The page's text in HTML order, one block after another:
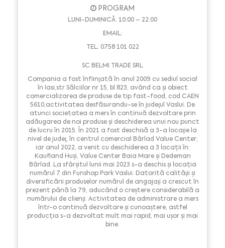
PROGRAM
LUNI-DUMINICĂ: 10:00 – 22:00
EMAIL:
TEL: 0758 101 022
SC BELMI TRADE SRL
Compania a fost înfiinţată în anul 2009 cu sediul social
în Iasi,str Sălciilor nr 15, bl 823, având ca şi obiect
comercializarea de produse de tip fast-food, cod CAEN
5610,activitatea desfăsurandu-se în judeţul Vaslui. De
atunci societatea a mers în continuă dezvoltare prin
adăugarea de noi produse și deschiderea unui nou punct
de lucru în 2015. În 2021 a fost deschisă a 3-a locaţie la
nivel de judeţ, în centrul comercial Bârlad Value Center;
iar anul 2022, a venit cu deschiderea a 3 locații în:
Kaufland Huşi, Value Center Baia Mare și Dedeman
Bârlad. La sfârşitul lunii mai 2023 s-a deschis şi locația
numărul 7 din Funshop Park Vaslui. Datorită calităţii şi
diversificării produselor numărul de angajaţi a crescut în
prezent până la 79, aducând o creştere considerabilă a
numărului de clienţi. Activitatea de administrare a mers
într-o continuă dezvoltare şi cunoaștere, astfel
producția s-a dezvoltat mult mai rapid, mai ușor și mai
bine.